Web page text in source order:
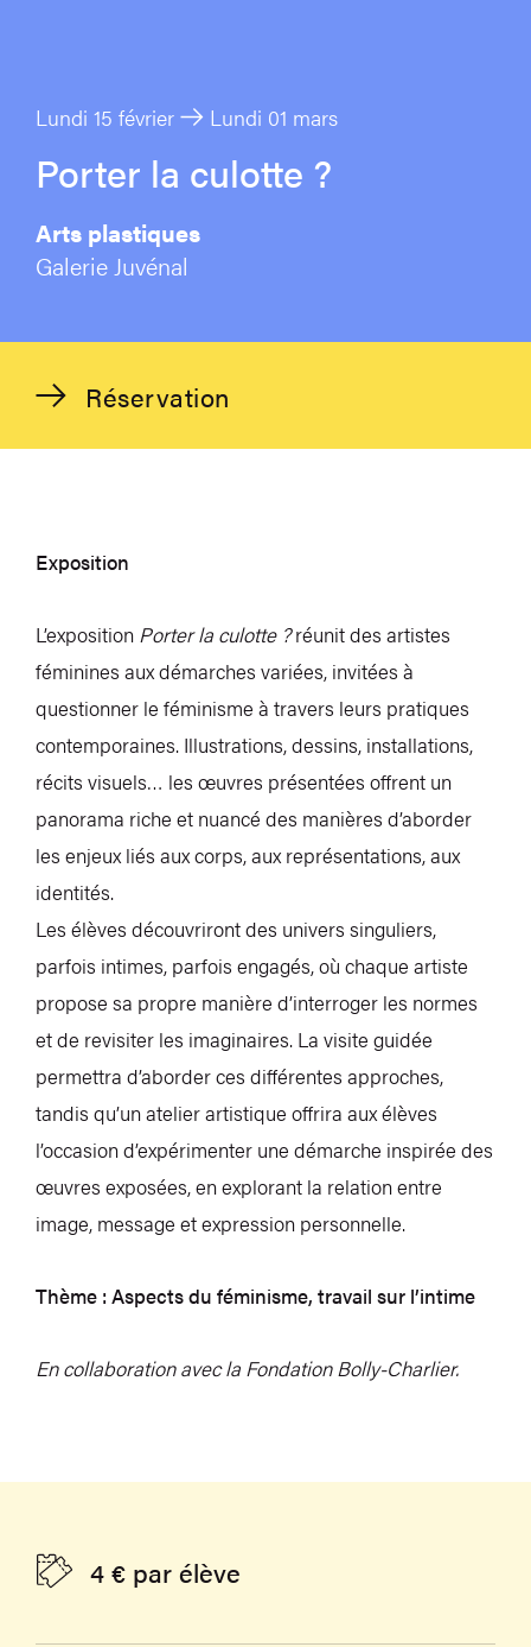
Lundi 15 février Lundi 01 mars
Porter la culotte ?
Arts plastiques
Galerie Juvénal
Réservation
Exposition
L’exposition Porter la culotte ?réunit des artistes
féminines aux démarches variées, invitées à
questionner le féminisme à travers leurs pratiques
contemporaines. Illustrations, dessins, installations,
récits visuels… les œuvres présentées offrent un
panorama riche et nuancé des manières d’aborder
les enjeux liés aux corps, aux représentations, aux
identités.
Les élèves découvriront des univers singuliers,
parfois intimes, parfois engagés, où chaque artiste
propose sa propre manière d’interroger les normes
et de revisiter les imaginaires. La visite guidée
permettra d’aborder ces différentes approches,
tandis qu’un atelier artistique offrira aux élèves
l’occasion d’expérimenter une démarche inspirée des
œuvres exposées, en explorant la relation entre
image, message et expression personnelle.
Thème : Aspects du féminisme, travail sur l’intime
En collaboration avec la Fondation Bolly-Charlier.
4 € par élève